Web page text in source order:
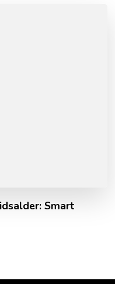
Smart